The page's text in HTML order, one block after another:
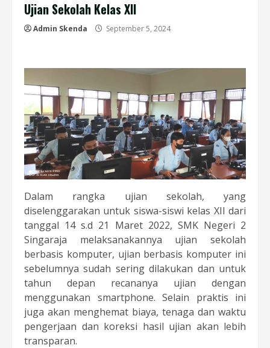
Ujian Sekolah Kelas XII
Admin Skenda September 5, 2024
Dalam rangka ujian sekolah, yang
diselenggarakan untuk siswa-siswi kelas XII dari
tanggal 14 s.d 21 Maret 2022, SMK Negeri 2
Singaraja melaksanakannya ujian sekolah
berbasis komputer, ujian berbasis komputer ini
sebelumnya sudah sering dilakukan dan untuk
tahun depan recananya ujian dengan
menggunakan smartphone. Selain praktis ini
juga akan menghemat biaya, tenaga dan waktu
pengerjaan dan koreksi hasil ujian akan lebih
transparan.